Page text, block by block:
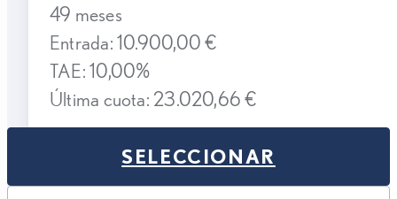
49 meses
Entrada: 10.900,00 €
TAE: 10,00%
Última cuota: 23.020,66 €
SELECCIONAR